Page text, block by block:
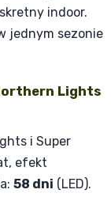
indoor.
jednym sezonie
Lights
i Super
efekt
58 dni (LED).